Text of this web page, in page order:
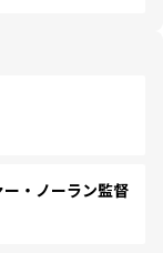
・ノーラン監督